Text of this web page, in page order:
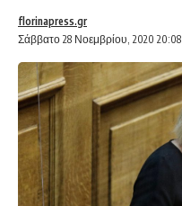
Σάββατο 28 Νοεμβρίου, 2020 20:08
florinapress.gr